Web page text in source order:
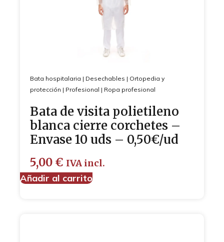
Bata hospitalaria | Desechables | Ortopedia y
protección | Profesional | Ropa profesional
Bata de visita polietileno
blanca cierre corchetes –
Envase 10 uds – 0,50€/ud
5,00 € IVA incl.
Añadir al carrito